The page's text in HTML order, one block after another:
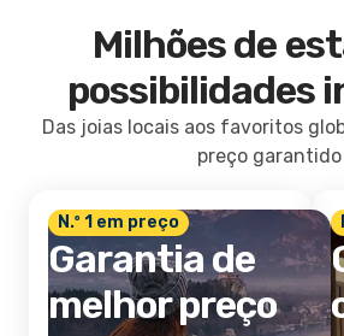
Milhões de
possibilidades
Das joias locais aos favoritos
preço garantido
N.º 1 em preço
Garantia de
melhor preço